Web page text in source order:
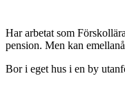
Har arbetat som
pension. Men kan
Bor i eget hus i en by